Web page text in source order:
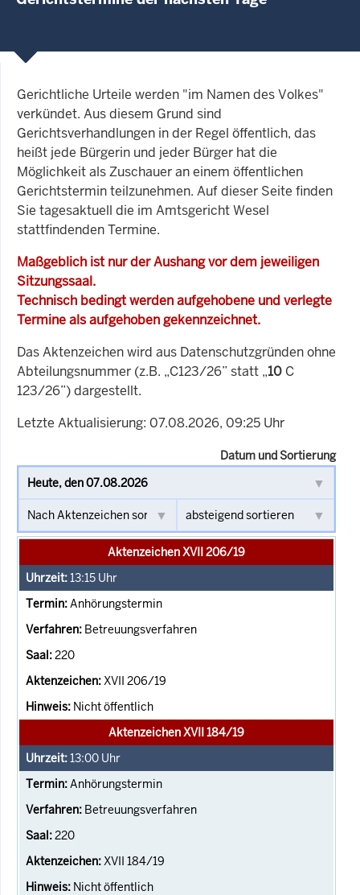
Gerichtliche Urteile werden "im Namen des Volkes"
verkündet. Aus diesem Grund sind
Gerichtsverhandlungen in der Regel öffentlich, das
heißt jede Bürgerin und jeder Bürger hat die
Möglichkeit als Zuschauer an einem öffentlichen
Gerichtstermin teilzunehmen. Auf dieser Seite finden
Sie tagesaktuell die im Amtsgericht Wesel
stattfindenden Termine.
Maßgeblich ist nur der Aushang vor dem jeweiligen
Sitzungssaal.
Technisch bedingt werden aufgehobene und verlegte
Termine als aufgehoben gekennzeichnet.
Das Aktenzeichen wird aus Datenschutzgründen ohne
Abteilungsnummer (z.B. „C123/26” statt „10 C
123/26”) dargestellt.
Letzte Aktualisierung: 07.08.2026, 09:25 Uhr
Datum und Sortierung
Aktenzeichen XVII 206/19
13:15 Uhr
Anhörungstermin
Betreuungsverfahren
220
XVII 206/19
Nicht öffentlich
Aktenzeichen XVII 184/19
13:00 Uhr
Anhörungstermin
Betreuungsverfahren
220
XVII 184/19
Nicht öffentlich